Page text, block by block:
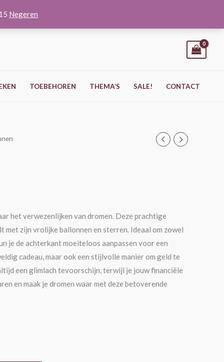
Negeren
TOEBEHOREN THEMA’S SALE! CONTACT
het verwezenlijken van dromen. Deze prachtige
met zijn vrolijke ballonnen en sterren. Ideaal om zowel
je de achterkant moeiteloos aanpassen voor een
cadeau, maar ook een stijlvolle manier om geld te
een glimlach tevoorschijn, terwijl je jouw financiële
en maak je dromen waar met deze betoverende